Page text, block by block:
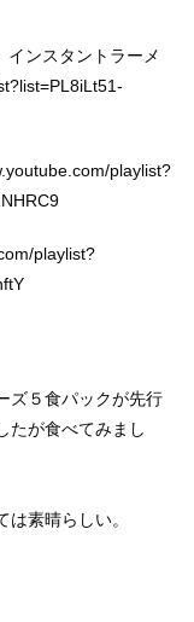
インスタントラーメ
playlist?
playlist?
ズ５食パックが先行
たが食べてみまし
素晴らしい。